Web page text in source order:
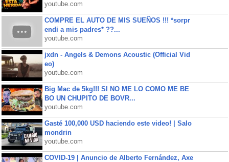
youtube.com
COMPRE EL AUTO DE MIS SUEÑOS !!! *sorpr
endi a mis padres* ??...
youtube.com
jxdn - Angels & Demons Acoustic (Official Vid
eo)
youtube.com
Big Mac de 5kg!!! SI NO ME LO COMO ME BE
BO UN CHUPITO DE BOVR...
youtube.com
Gasté 100,000 USD haciendo este video! | Salo
mondrin
youtube.com
COVID-19 | Anuncio de Alberto Fernández, Axe